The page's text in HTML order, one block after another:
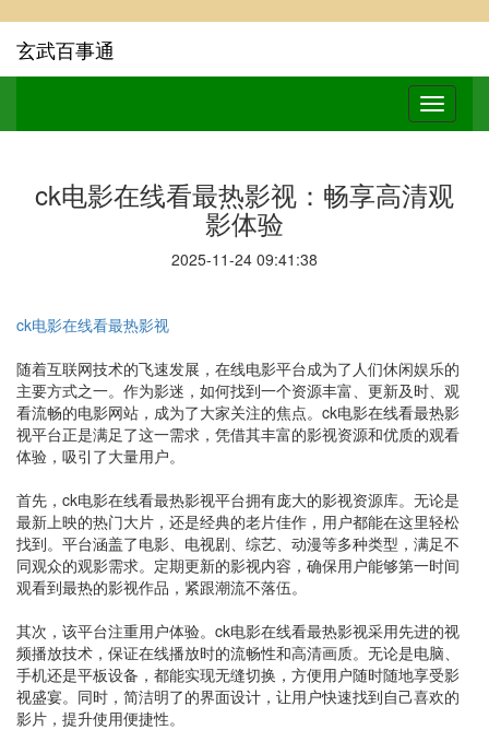
玄武百事通
ck电影在线看最热影视：畅享高清观
影体验
2025-11-24 09:41:38
ck电影在线看最热影视
随着互联网技术的飞速发展，在线电影平台成为了人们休闲娱乐的
主要方式之一。作为影迷，如何找到一个资源丰富、更新及时、观
看流畅的电影网站，成为了大家关注的焦点。ck电影在线看最热影
视平台正是满足了这一需求，凭借其丰富的影视资源和优质的观看
体验，吸引了大量用户。
首先，ck电影在线看最热影视平台拥有庞大的影视资源库。无论是
最新上映的热门大片，还是经典的老片佳作，用户都能在这里轻松
找到。平台涵盖了电影、电视剧、综艺、动漫等多种类型，满足不
同观众的观影需求。定期更新的影视内容，确保用户能够第一时间
观看到最热的影视作品，紧跟潮流不落伍。
其次，该平台注重用户体验。ck电影在线看最热影视采用先进的视
频播放技术，保证在线播放时的流畅性和高清画质。无论是电脑、
手机还是平板设备，都能实现无缝切换，方便用户随时随地享受影
视盛宴。同时，简洁明了的界面设计，让用户快速找到自己喜欢的
影片，提升使用便捷性。